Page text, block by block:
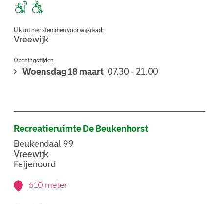
U kunt hier stemmen voor wijkraad:
Vreewijk
Openingstijden:
Woensdag 18 maart 07.30 - 21.00
Recreatieruimte De Beukenhorst
Beukendaal 99
Vreewijk
Feijenoord
610 meter